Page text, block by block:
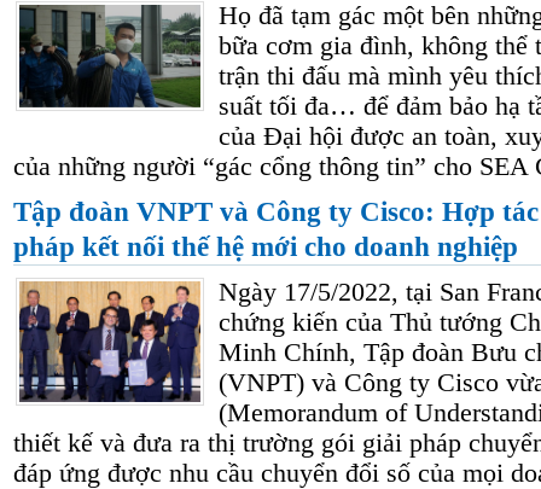
Họ đã tạm gác một bên
bữa cơm gia đình, không thể
trận thi đấu mà mình yêu
suất tối đa… để đảm bảo hạ
của Đại hội được an toàn,
của những người “gác cổng thông tin” cho SEA
Tập đoàn VNPT và Công ty Cisco: Hợp
pháp kết nối thế hệ mới cho doanh nghiệp
Ngày 17/5/2022, tại San
chứng kiến của Thủ tướng
Minh Chính, Tập đoàn Bưu
(VNPT) và Công ty Cisco
(Memorandum of
thiết kế và đưa ra thị trường gói giải pháp
đáp ứng được nhu cầu chuyển đổi số của mọi